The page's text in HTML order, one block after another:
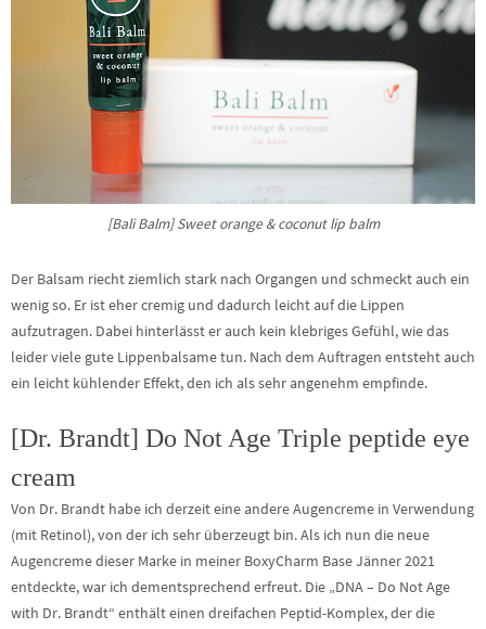
[Bali Balm] Sweet orange & coconut lip balm
Der Balsam riecht ziemlich stark nach Organgen und schmeckt auch ein
wenig so. Er ist eher cremig und dadurch leicht auf die Lippen
aufzutragen. Dabei hinterlässt er auch kein klebriges Gefühl, wie das
leider viele gute Lippenbalsame tun. Nach dem Auftragen entsteht auch
ein leicht kühlender Effekt, den ich als sehr angenehm empfinde.
[Dr. Brandt] Do Not Age Triple peptide eye
cream
Von Dr. Brandt habe ich derzeit eine andere Augencreme in Verwendung
(mit Retinol), von der ich sehr überzeugt bin. Als ich nun die neue
Augencreme dieser Marke in meiner BoxyCharm Base Jänner 2021
entdeckte, war ich dementsprechend erfreut. Die „DNA – Do Not Age
with Dr. Brandt“ enthält einen dreifachen Peptid-Komplex, der die